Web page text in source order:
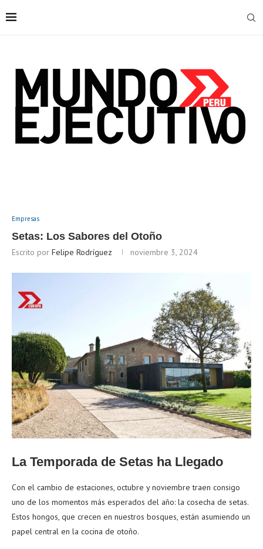
Empresas
Setas: Los Sabores del Otoño
Escrito por Felipe Rodríguez noviembre 3, 2024
La Temporada de Setas ha Llegado
Con el cambio de estaciones, octubre y noviembre traen consigo
uno de los momentos más esperados del año: la cosecha de setas.
Estos hongos, que crecen en nuestros bosques, están asumiendo un
papel central en la cocina de otoño.